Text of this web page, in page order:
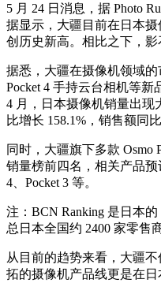
5 月 24 日消息，据 Photo
据显示，大疆目前在日本摄
创历史新高。相比之下，影
据悉，大疆在摄像机领域
Pocket 4 手持云台相机等
4 月，日本摄像机销量出现
比增长 158.1%，销售额同比
同时，大疆旗下多款 Osmo
销量榜前四名，相关产品预
4、Pocket 3 等。
注：BCN Ranking 是日本
总日本全国约 2400 家零售
从目前的趋势来看，大疆
拓的摄像机产品线更是在日